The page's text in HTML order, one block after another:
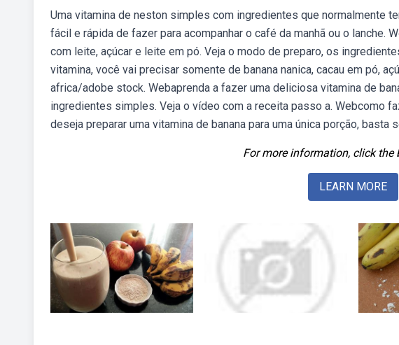
Uma vitamina de neston simples com ingredientes que normalmente
fácil e rápida de fazer para acompanhar o café da manhã ou o lanche.
com leite, açúcar e leite em pó. Veja o modo de preparo, os
vitamina, você vai precisar somente de banana nanica, cacau em pó,
africa/adobe stock. Webaprenda a fazer uma deliciosa vitamina de
ingredientes simples. Veja o vídeo com a receita passo a. Webcomo
deseja preparar uma vitamina de banana para uma única porção, basta
For more information, click the
LEARN MORE